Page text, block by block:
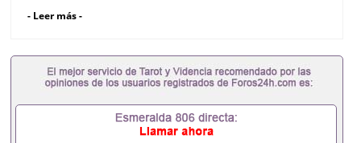
证书办理美国文凭办理澳洲文凭办理英国文凭办理加
证+成绩单+留学回国人员证明+教育部认证,录取通知
书，雅思。（全套留学回国必备证明材料，给父母及
亲朋好友一份完美交代）； 2、雅思、托福，
校、转学，甚至是申请工签都可以用到）。 注：上述
材料，随时都可以安排办理，毕业证成绩单，学校，
- Leer más -